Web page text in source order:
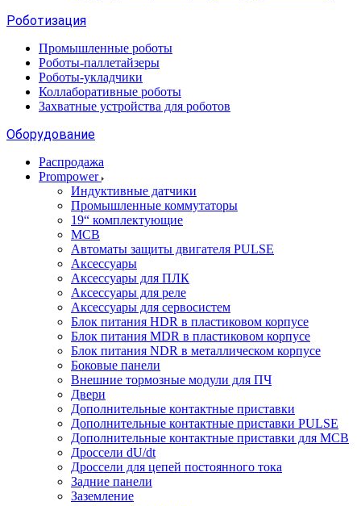
Роботизация
Промышленные роботы
Роботы-паллетайзеры
Роботы-укладчики
Коллаборативные роботы
Захватные устройства для роботов
Оборудование
Распродажа
Prompower
Индуктивные датчики
Промышленные коммутаторы
19“ комплектующие
MCB
Автоматы защиты двигателя PULSE
Аксессуары
Аксессуары для ПЛК
Аксессуары для реле
Аксессуары для сервосистем
Блок питания HDR в пластиковом корпусе
Блок питания MDR в пластиковом корпусе
Блок питания NDR в металлическом корпусе
Боковые панели
Внешние тормозные модули для ПЧ
Двери
Дополнительные контактные приставки
Дополнительные контактные приставки PULSE
Дополнительные контактные приставки для MCB
Дроссели dU/dt
Дроссели для цепей постоянного тока
Задние панели
Заземление